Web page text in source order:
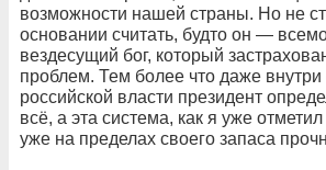
возможности нашей страны. Но не
основании считать, будто он —
вездесущий бог, который
проблем. Тем более что даже
российской власти президент
всё, а эта система, как я уже
уже на пределах своего запаса